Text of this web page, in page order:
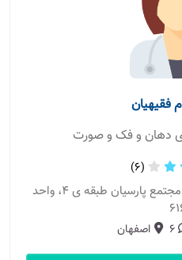
فقیهیان
دهان و فک و صورت
(6)
مطب: اصفهان - چهارباغ بالا مجتمع پارسیان طبقه ی ۴، واحد
6 اصفهان